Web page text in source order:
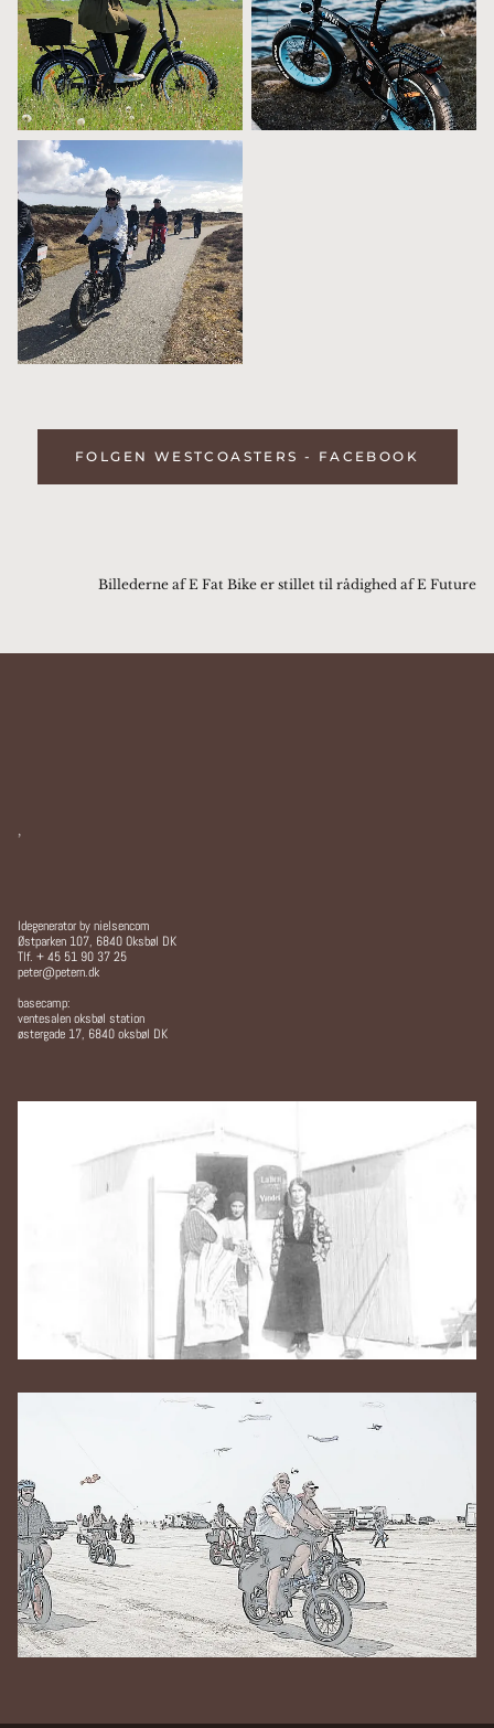
FOLGEN WESTCOASTERS - FACEBOOK
Billederne af E Fat Bike er stillet til rådighed af E Future
,
Idegenerator by nielsencom
Østparken 107, 6840 Oksbøl DK
Tlf. + 45 51 90 37 25
peter@petern.dk
basecamp:
ventesalen oksbøl station
østergade 17, 6840 oksbøl DK